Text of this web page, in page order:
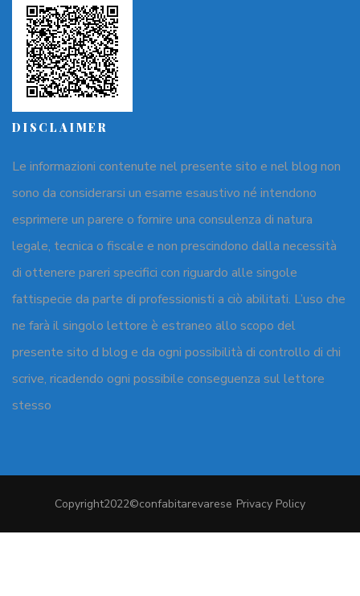
DISCLAIMER
Le informazioni contenute nel presente sito e nel blog non
sono da considerarsi un esame esaustivo né intendono
esprimere un parere o fornire una consulenza di natura
legale, tecnica o fiscale e non prescindono dalla necessità
di ottenere pareri specifici con riguardo alle singole
fattispecie da parte di professionisti a ciò abilitati. L’uso che
ne farà il singolo lettore è estraneo allo scopo del
presente sito d blog e da ogni possibilità di controllo di chi
scrive, ricadendo ogni possibile conseguenza sul lettore
stesso
Copyright2022©confabitarevarese Privacy Policy